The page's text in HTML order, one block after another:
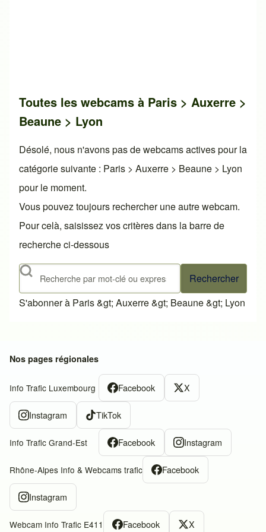
Toutes les webcams à Paris > Auxerre >
Beaune > Lyon
Désolé, nous n'avons pas de webcams actives pour la
catégorie suivante : Paris > Auxerre > Beaune > Lyon
pour le moment.
Vous pouvez toujours rechercher une autre webcam.
Pour celà, saisissez vos critères dans la barre de
recherche ci-dessous
Rechercher
S'abonner à Paris &gt; Auxerre &gt; Beaune &gt; Lyon
Nos pages régionales
Info Trafic Luxembourg Facebook X
Instagram TikTok
Info Trafic Grand-Est Facebook Instagram
Rhône-Alpes Info & Webcams trafic Facebook
Instagram
Webcam Info Trafic E411 Facebook X